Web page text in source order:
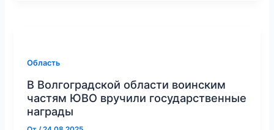
Область
В Волгоградской области воинским
частям ЮВО вручили государственные
награды